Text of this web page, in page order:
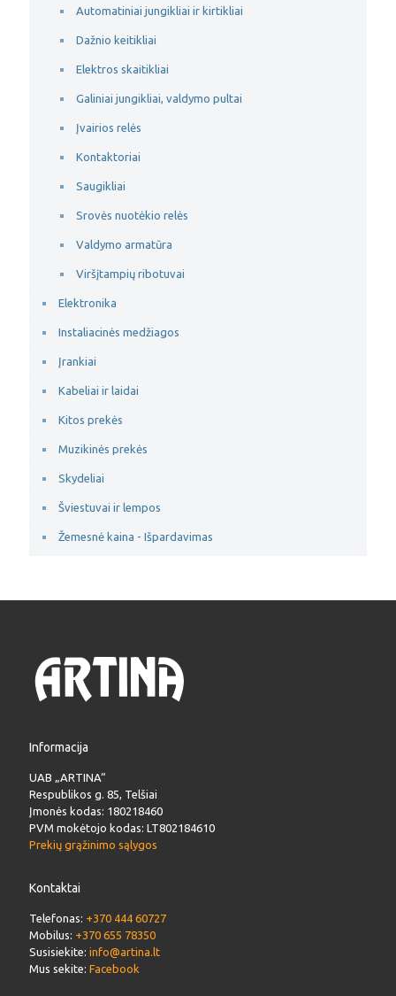
Automatiniai jungikliai ir kirtikliai
Dažnio keitikliai
Elektros skaitikliai
Galiniai jungikliai, valdymo pultai
Įvairios relės
Kontaktoriai
Saugikliai
Srovės nuotėkio relės
Valdymo armatūra
Viršįtampių ribotuvai
Elektronika
Instaliacinės medžiagos
Įrankiai
Kabeliai ir laidai
Kitos prekės
Muzikinės prekės
Skydeliai
Šviestuvai ir lempos
Žemesnė kaina - Išpardavimas
Informacija
UAB „ARTINA“
Respublikos g. 85, Telšiai
Įmonės kodas: 180218460
PVM mokėtojo kodas: LT802184610
Prekių grąžinimo sąlygos
Kontaktai
Telefonas: +370 444 60727
Mobilus: +370 655 78350
Susisiekite: info@artina.lt
Mus sekite: Facebook